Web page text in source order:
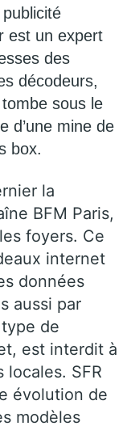
est un expert
des
décodeurs,
sous le
d’une mine de
box.
la
BFM Paris,
foyers. Ce
internet
données
aussi par
de
est interdit à
locales. SFR
évolution de
modèles